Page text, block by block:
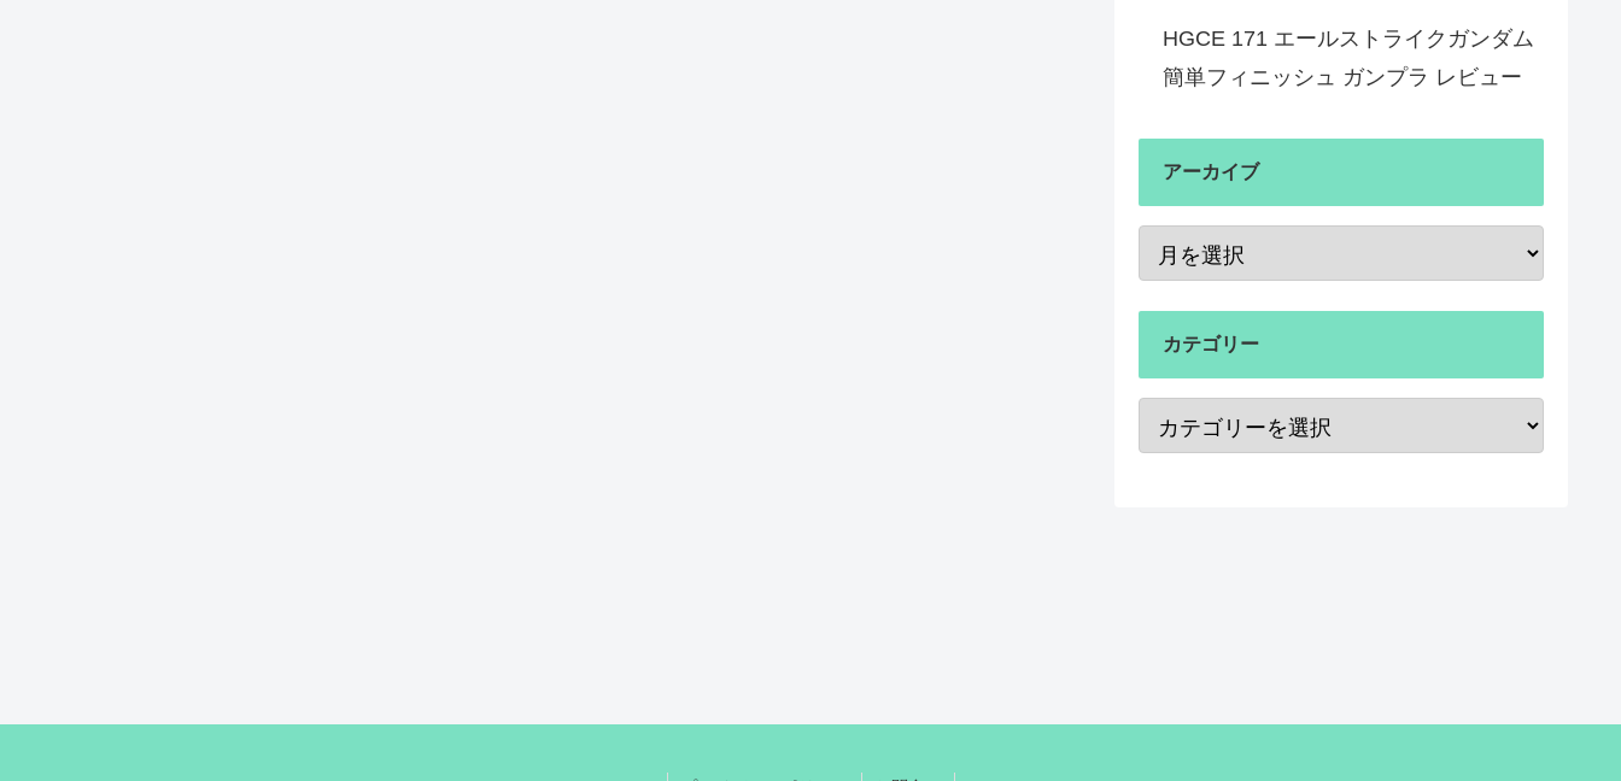
HGCE 171 エールストライクガンダム
簡単フィニッシュ ガンプラ レビュー
アーカイブ
カテゴリー